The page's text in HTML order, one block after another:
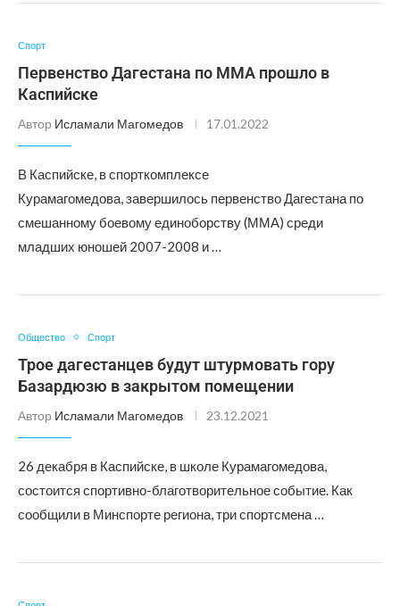
Спорт
Первенство Дагестана по ММА прошло в
Каспийске
Автор Исламали Магомедов 17.01.2022
В Каспийске, в спорткомплексе
Курамагомедова, завершилось первенство Дагестана по
смешанному боевому единоборству (ММА) среди
младших юношей 2007-2008 и …
Общество Спорт
Трое дагестанцев будут штурмовать гору
Базардюзю в закрытом помещении
Автор Исламали Магомедов 23.12.2021
26 декабря в Каспийске, в школе Курамагомедова,
состоится спортивно-благотворительное событие. Как
сообщили в Минспорте региона, три спортсмена …